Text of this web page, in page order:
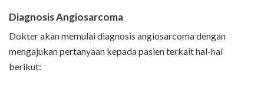
Diagnosis Angiosarcoma
Dokter akan memulai diagnosis angiosarcoma dengan
mengajukan pertanyaan kepada pasien terkait hal-hal
berikut: